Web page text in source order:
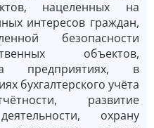
нацеленных на
интересов граждан,
безопасности
объектов,
предприятиях, в
бухгалтерского учёта
развитие
охрану